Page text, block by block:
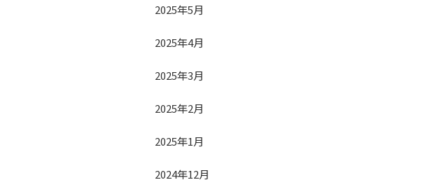
2025年5月
2025年4月
2025年3月
2025年2月
2025年1月
2024年12月